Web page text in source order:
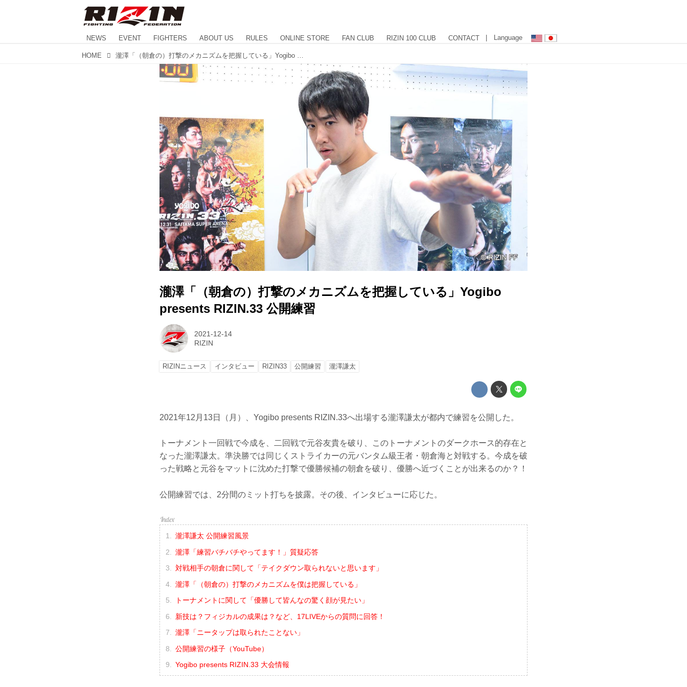
NEWS EVENT FIGHTERS ABOUT US RULES ONLINE STORE FAN CLUB RIZIN 100 CLUB CONTACT | Language
HOME
瀧澤「（朝倉の）打撃のメカニズムを把握している」Yogibo
presents RIZIN.33 公開練習
2021-12-14
RIZIN
RIZINニュース インタビュー RIZIN33 公開練習 瀧澤謙太
2021年12月13日（月）、Yogibo presents RIZIN.33へ出場する瀧澤謙太が都内で練習を公開した。
トーナメント一回戦で今成を、二回戦で元谷友貴を破り、このトーナメントのダークホース的存在と
なった瀧澤謙太。準決勝では同じくストライカーの元バンタム級王者・朝倉海と対戦する。今成を破
った戦略と元谷をマットに沈めた打撃で優勝候補の朝倉を破り、優勝へ近づくことが出来るのか？！
公開練習では、2分間のミット打ちを披露。その後、インタビューに応じた。
瀧澤謙太 公開練習風景
瀧澤「練習バチバチやってます！」質疑応答
対戦相手の朝倉に関して「テイクダウン取られないと思います」
瀧澤「（朝倉の）打撃のメカニズムを僕は把握している」
トーナメントに関して「優勝して皆んなの驚く顔が見たい」
新技は？フィジカルの成果は？など、17LIVEからの質問に回答！
瀧澤「ニータップは取られたことない」
公開練習の様子（YouTube）
Yogibo presents RIZIN.33 大会情報